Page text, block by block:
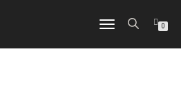
DÉPLIER
NAVIGATION
0